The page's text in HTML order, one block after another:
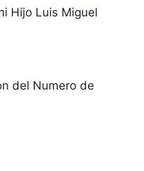
Hijo Luis Miguel
del Numero de